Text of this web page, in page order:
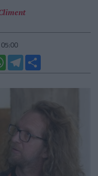
WhatsAppTelegram